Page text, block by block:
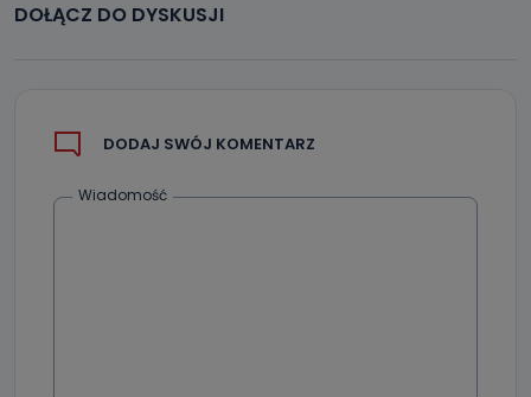
DOŁĄCZ DO DYSKUSJI
DODAJ SWÓJ KOMENTARZ
Wiadomość